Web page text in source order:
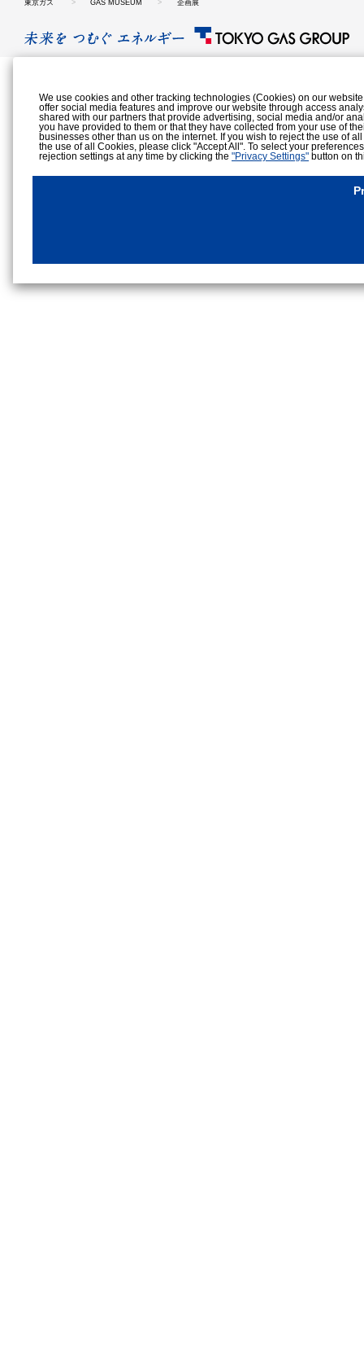
東京ガス GAS MUSEUM 企画展
We use cookies and other tracking technologies (Cookies) on our
offer social media features and improve our website through access
shared with our partners that provide advertising, social media and/or
you have provided to them or that they have collected from your use of
businesses other than us on the internet. If you wish to reject the use of
the use of all Cookies, please click "Accept All". To select your
rejection settings at any time by clicking the "Privacy Settings" button on
Cookies Details